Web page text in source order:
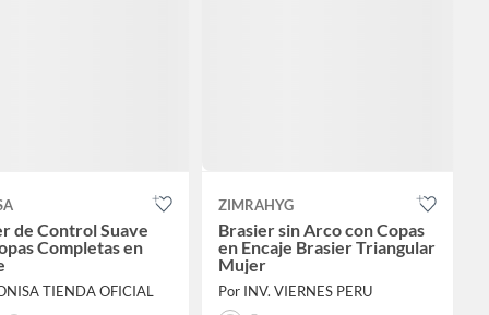
de Control Suave
Completas en
TIENDA OFICIAL
ZIMRAHYG
Brasier sin Arco con Copas
en Encaje Brasier Triangular
Mujer
Por INV. VIERNES PERU